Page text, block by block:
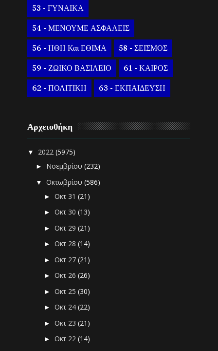
53 - ΓΥΝΑΙΚΑ
54 - ΜΕΝΟΥΜΕ ΑΣΦΑΛΕΙΣ
56 - ΗΘΗ Και ΕΘΙΜΑ 58 - ΣΕΙΣΜΟΣ
59 - ΖΩΙΚΟ ΒΑΣΙΛΕΙΟ 61 - ΚΑΙΡΟΣ
62 - ΠΟΛΙΤΙΚΗ 63 - ΕΚΠΑΙΔΕΥΣΗ
Αρχειοθήκη
▼ 2022(5975)
► Νοεμβρίου(232)
▼Οκτωβρίου(586)
►Οκτ 31(21)
►Οκτ 30(13)
►Οκτ 29(21)
►Οκτ 28(14)
►Οκτ 27(21)
►Οκτ 26(26)
►Οκτ 25(30)
►Οκτ 24(22)
►Οκτ 23(21)
►Οκτ 22(14)